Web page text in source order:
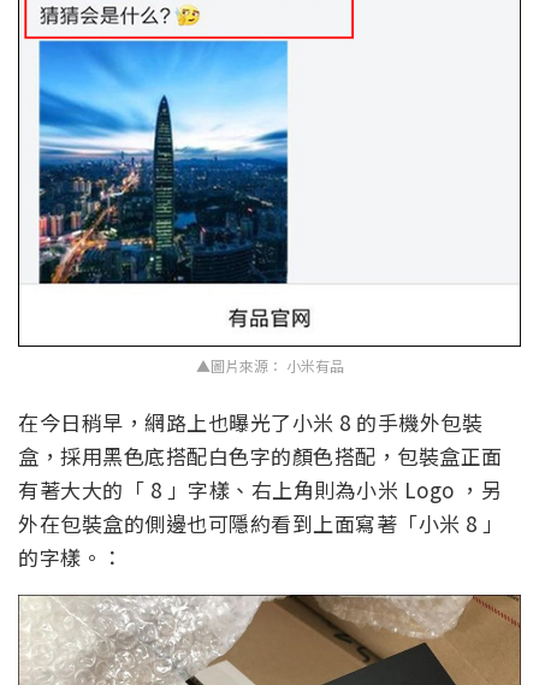
▲圖片來源： 小米有品
在今日稍早，網路上也曝光了小米 8 的手機外包裝
盒，採用黑色底搭配白色字的顏色搭配，包裝盒正面
有著大大的「 8 」字樣、右上角則為小米 Logo ，另
外在包裝盒的側邊也可隱約看到上面寫著「小米 8 」
的字樣。：